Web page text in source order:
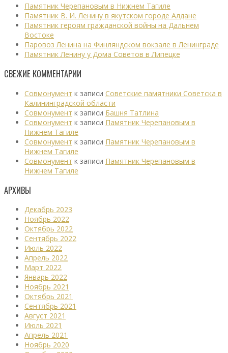
Памятник Черепановым в Нижнем Тагиле
Памятник В. И. Ленину в якутском городе Алдане
Памятник героям гражданской войны на Дальнем
Востоке
Паровоз Ленина на Финляндском вокзале в Ленинграде
Памятник Ленину у Дома Советов в Липецке
СВЕЖИЕ КОММЕНТАРИИ
Совмонумент к записи Советские памятники Советска в
Калининградской области
Совмонумент к записи Башня Татлина
Совмонумент к записи Памятник Черепановым в
Нижнем Тагиле
Совмонумент к записи Памятник Черепановым в
Нижнем Тагиле
Совмонумент к записи Памятник Черепановым в
Нижнем Тагиле
АРХИВЫ
Декабрь 2023
Ноябрь 2022
Октябрь 2022
Сентябрь 2022
Июль 2022
Апрель 2022
Март 2022
Январь 2022
Ноябрь 2021
Октябрь 2021
Сентябрь 2021
Август 2021
Июль 2021
Апрель 2021
Ноябрь 2020